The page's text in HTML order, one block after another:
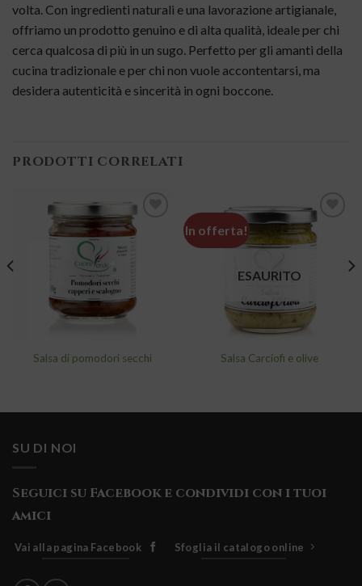
volta. Con ingredienti naturali e una lavorazione artigianale,
offriamo un prodotto genuino e di alta qualità, ideale per chi
cerca qualcosa di più in un sugo. Perfetto per gli amanti della
cucina tradizionale e per chi non vuole accontentarsi, ma
desidera autenticità e sincerità in ogni boccone.
PRODOTTI CORRELATI
Salsa di pomodori secchi
In offerta!
ESAURITO
Salsa Carciofi e olive
SU DI NOI
Seguici su Facebook e condividi con i tuoi
amici
Vai alla pagina Facebook Sfoglia il catalogo online